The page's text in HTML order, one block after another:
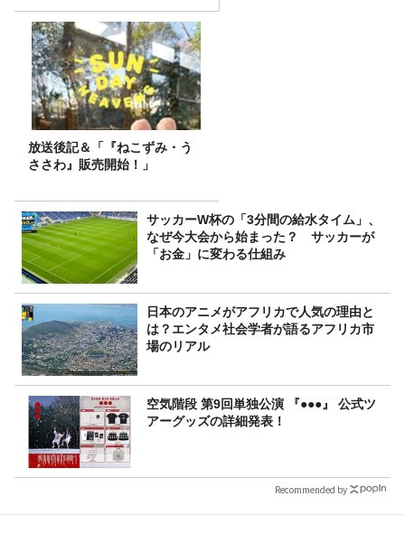
放送後記＆「『ねこずみ・う
ささわ』販売開始！」
サッカーW杯の「3分間の給水タイム」、
なぜ今大会から始まった？ サッカーが
「お金」に変わる仕組み
日本のアニメがアフリカで人気の理由と
は？エンタメ社会学者が語るアフリカ市
場のリアル
空気階段 第9回単独公演 『●●●』 公式ツ
アーグッズの詳細発表！
Recommended by